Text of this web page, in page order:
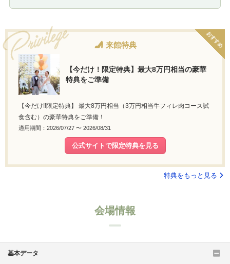
おすすめ
来館特典
【今だけ！限定特典】最大8万円相当の豪華
特典をご準備
【今だけ!!限定特典】 最大8万円相当（3万円相当牛フィレ肉コース試
食含む）の豪華特典をご準備！
適用期間：2026/07/27 〜 2026/08/31
公式サイトで限定特典を見る
特典をもっと見る
会場情報
基本データ